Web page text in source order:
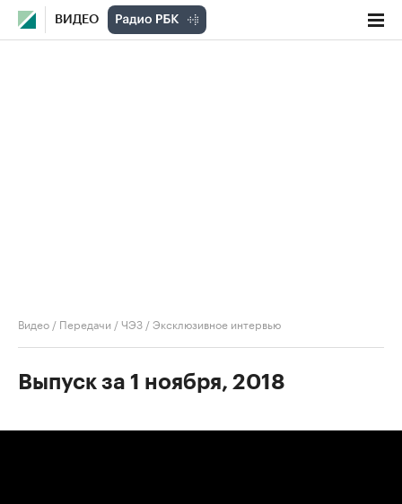
ВИДЕО
Видео / Передачи /ЧЭЗ /Эксклюзивное интервью
Выпуск за 1 ноября, 2018